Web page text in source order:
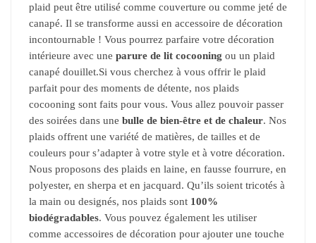
plaid peut être utilisé comme couverture ou comme jeté de
canapé. Il se transforme aussi en accessoire de décoration
incontournable ! Vous pourrez parfaire votre décoration
intérieure avec une parure de lit cocooning ou un plaid
canapé douillet.Si vous cherchez à vous offrir le plaid
parfait pour des moments de détente, nos plaids
cocooning sont faits pour vous. Vous allez pouvoir passer
des soirées dans une bulle de bien-être et de chaleur. Nos
plaids offrent une variété de matières, de tailles et de
couleurs pour s’adapter à votre style et à votre décoration.
Nous proposons des plaids en laine, en fausse fourrure, en
polyester, en sherpa et en jacquard. Qu’ils soient tricotés à
la main ou designés, nos plaids sont 100%
biodégradables. Vous pouvez également les utiliser
comme accessoires de décoration pour ajouter une touche